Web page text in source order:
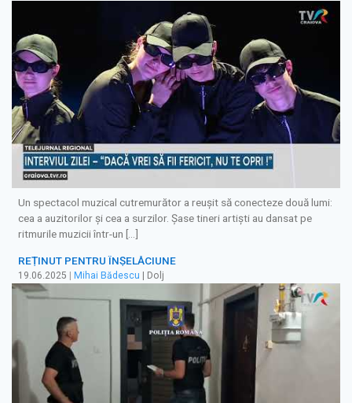
Un spectacol muzical cutremurător a reușit să conecteze două lumi:
cea a auzitorilor și cea a surzilor. Șase tineri artiști au dansat pe
ritmurile muzicii într-un […]
REȚINUT PENTRU ÎNȘELĂCIUNE
19.06.2025 Mihai Bădescu | Dolj